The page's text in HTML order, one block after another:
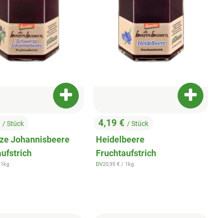
hinzufügen
/ Stück
Johannisbeere
Produkt zum Warenkorb hinzufügen
, Preis:
4,19 € / Stück
Heidelbeere
Fruchtaufstrich
, Herkunft:
DV, Referenzpreis:
20,95 € / 1kg